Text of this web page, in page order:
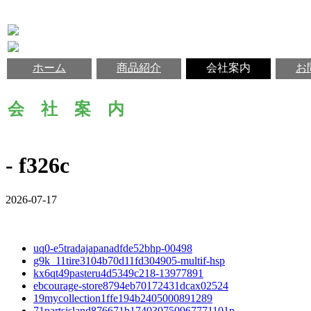
ホーム 商品紹介 会社案内 お
会 社 案 内
- f326c
2026-07-17
uq0-e5tradajapanadfde52bhp-00498
g9k_11tire3104b70d11fd304905-multif-hsp
kx6qt49pasteru4d5349c218-13977891
ebcourage-store8794eb70172431dcax02524
19mycollection1ffe194b2405000891289